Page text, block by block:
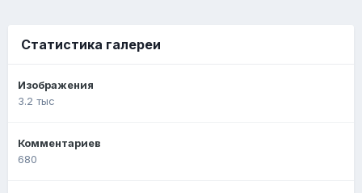
Статистика галереи
Изображения
3.2 тыс
Комментариев
680